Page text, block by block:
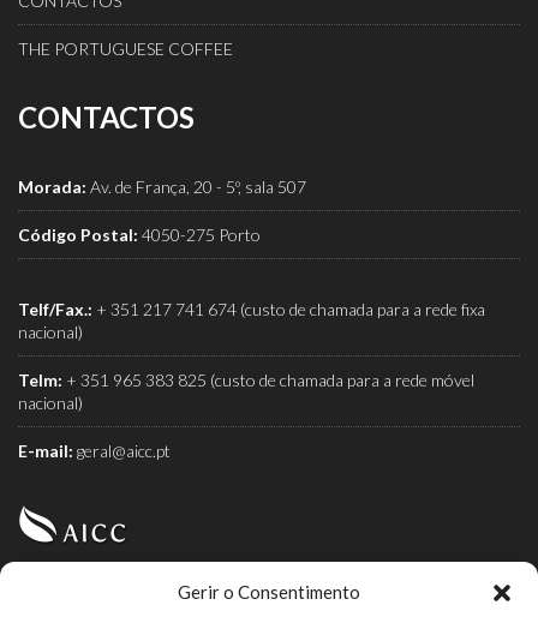
Gerir o Consentimento
THE PORTUGUESE COFFEE
CONTACTOS
Morada: Av. de França, 20 - 5º, sala 507
Código Postal: 4050-275 Porto
Telf/Fax.: + 351 217 741 674 (custo de chamada para a rede fixa
nacional)
Telm: + 351 965 383 825 (custo de chamada para a rede móvel
nacional)
E-mail: geral@aicc.pt
AICC (Associação Industrial e Comercial do Café) é a